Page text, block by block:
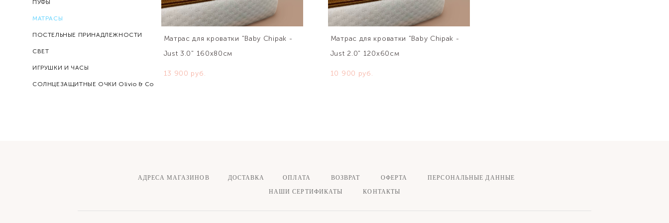
ПУФЫ
МАТРАСЫ
ПОСТЕЛЬНЫЕ ПРИНАДЛЕЖНОСТИ
СВЕТ
ИГРУШКИ И ЧАСЫ
СОЛНЦЕЗАЩИТНЫЕ ОЧКИ Olivio & Co
Матрас для кроватки "Baby Chipak -
Just 3.0" 160х80см
13 900 pуб.
Матрас для кроватки "Baby Chipak -
Just 2.0" 120х60см
10 900 pуб.
АДРЕСА МАГАЗИНОВ ДОСТАВКА ОПЛАТА ВОЗВРАТ ОФЕРТА
ПЕРСОНАЛЬНЫЕ ДАННЫЕ
НАШИ СЕРТИФИКАТЫ
КОНТАКТЫ